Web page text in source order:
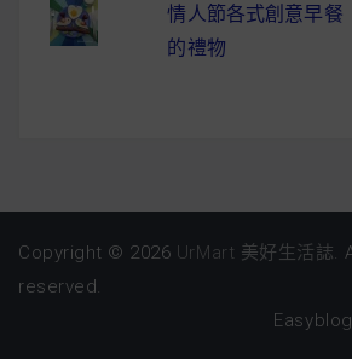
情人節各式創意早
的禮物
Copyright © 2026 UrMart 美好生活誌.
reserved.